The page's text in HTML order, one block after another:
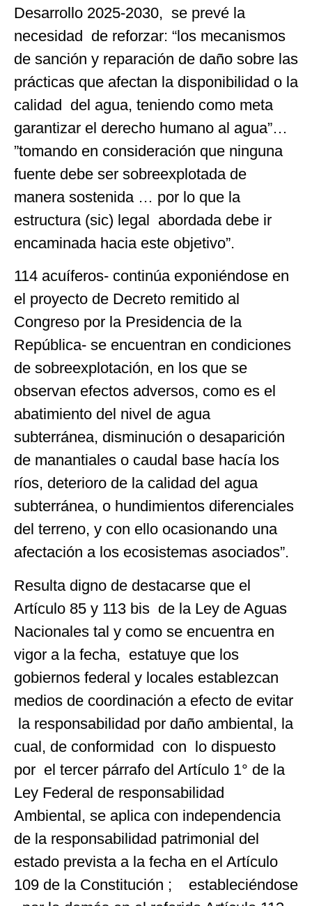
Desarrollo 2025-2030, se prevé la
necesidad de reforzar: “los mecanismos
de sanción y reparación de daño sobre las
prácticas que afectan la disponibilidad o la
calidad del agua, teniendo como meta
garantizar el derecho humano al agua”…
”tomando en consideración que ninguna
fuente debe ser sobreexplotada de
manera sostenida … por lo que la
estructura (sic) legal abordada debe ir
encaminada hacia este objetivo”.
114 acuíferos- continúa exponiéndose en
el proyecto de Decreto remitido al
Congreso por la Presidencia de la
República- se encuentran en condiciones
de sobreexplotación, en los que se
observan efectos adversos, como es el
abatimiento del nivel de agua
subterránea, disminución o desaparición
de manantiales o caudal base hacía los
ríos, deterioro de la calidad del agua
subterránea, o hundimientos diferenciales
del terreno, y con ello ocasionando una
afectación a los ecosistemas asociados”.
Resulta digno de destacarse que el
Artículo 85 y 113 bis de la Ley de Aguas
Nacionales tal y como se encuentra en
vigor a la fecha, estatuye que los
gobiernos federal y locales establezcan
medios de coordinación a efecto de evitar
la responsabilidad por daño ambiental, la
cual, de conformidad con lo dispuesto
por el tercer párrafo del Artículo 1° de la
Ley Federal de responsabilidad
Ambiental, se aplica con independencia
de la responsabilidad patrimonial del
estado prevista a la fecha en el Artículo
109 de la Constitución ; estableciéndose